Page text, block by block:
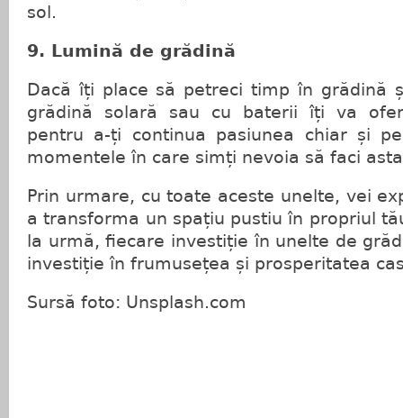
sol.
9. Lumină de grădină
Dacă îți place să petreci timp în grădină
grădină solară sau cu baterii îți va
pentru a-ți continua pasiunea chiar și
momentele în care simți nevoia să faci
Prin urmare, cu toate aceste unelte, vei
a transforma un spațiu pustiu în propriul
la urmă, fiecare investiție în unelte de
investiție în frumusețea și prosperitatea
Sursă foto: Unsplash.com